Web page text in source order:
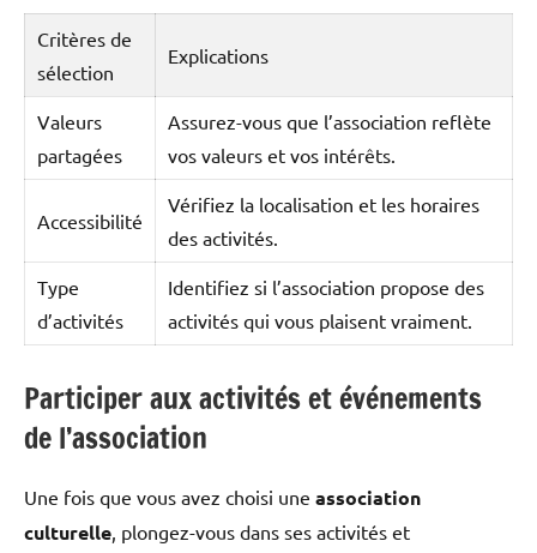
Critères de
sélection
Explications
Valeurs
partagées
Assurez-vous que l’association reflète
vos valeurs et vos intérêts.
Accessibilité
Vérifiez la localisation et les horaires
des activités.
Type
d’activités
Identifiez si l’association propose des
activités qui vous plaisent vraiment.
Participer aux activités et événements
de l’association
Une fois que vous avez choisi une association
culturelle, plongez-vous dans ses activités et